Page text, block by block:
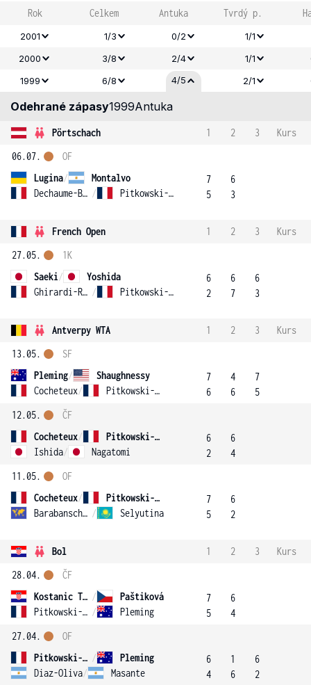
Rok Celkem Antuka Tvrdý p.
2001 1/3 0/2
1/1
2000
3/8 2/4 1/1
1999
6/8 4/5 2/1
Odehrané zápasy1999Antuka
Pörtschach 1 2 3
Kurs
06.07.
Lugina/
Montalvo
Dechaume-Balleret / Pitkowski-Malcor
OF
7
5
6
3
French Open 1 2 3
Kurs
27.05.
Saeki/
Yoshida
Ghirardi-Rubbi / Pitkowski-Malcor
1K
6
2
6
7
6
3
Antverpy WTA 1 2 3
Kurs
13.05.
Pleming/
Shaughnessy
Cocheteux/ Pitkowski-Malcor
SF
7
6
4
6
7
5
12.05.
Cocheteux/
Pitkowski-Malcor
Ishida/ Nagatomi
ČF
6
2
6
4
11.05.
Cocheteux/
Pitkowski-Malcor
Barabanschikova / Selyutina
OF
7
5
6
2
Bol 1 2 3
Kurs
28.04.
Kostanic Tosic /
Paštiková
Pitkowski-Malcor / Pleming
ČF
7
5
6
4
27.04.
Pitkowski-Malcor /
Pleming
Diaz-Oliva/ Masante
OF
6
4
1
6
6
2